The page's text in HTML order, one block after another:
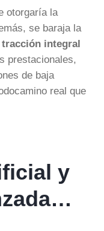
otorgaría la
se baraja la
integral
prestacionales,
de baja
real que
y